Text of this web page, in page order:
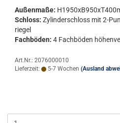
Au­ßen­ma­ße:
Schloss: Zy­lin­der­schloss mit 2-​
rie­gel
Fach­bö­den: 4 Fach­bö­den
Art.Nr.: 2076000010
Lieferzeit:
5-7 Wochen (Ausland